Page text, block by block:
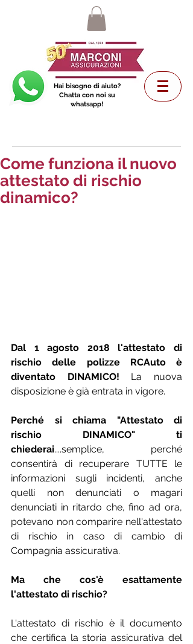
Hai bisogno di aiuto?
Chatta con noi su
whatsapp!
Come funziona il nuovo
attestato di rischio
dinamico?
Dal 1 agosto 2018 l'attestato di
rischio delle polizze RCAuto è
diventato DINAMICO! La nuova
disposizione è già entrata in vigore.
Perché si chiama "Attestato di
rischio DINAMICO" ti
chiederai....semplice, perché
consentirà di recuperare TUTTE le
informazioni sugli incidenti, anche
quelli non denunciati o magari
denunciati in ritardo che, fino ad ora,
potevano non comparire nell'attestato
di rischio in caso di cambio di
Compagnia assicurativa.
Ma che cos'è esattamente
l'attestato di rischio?
L'attestato di rischio è il documento
che certifica la storia assicurativa del